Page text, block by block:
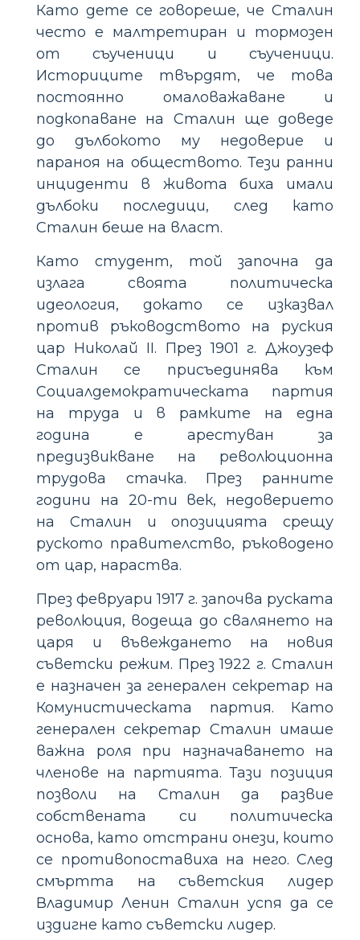
Като дете се говореше, че Сталин
често е малтретиран и тормозен
от съученици и съученици.
Историците твърдят, че това
постоянно омаловажаване и
подкопаване на Сталин ще доведе
до дълбокото му недоверие и
параноя на обществото. Тези ранни
инциденти в живота биха имали
дълбоки последици, след като
Сталин беше на власт.
Като студент, той започна да
излага своята политическа
идеология, докато се изказвал
против ръководството на руския
цар Николай II. През 1901 г. Джоузеф
Сталин се присъединява към
Социалдемократическата партия
на труда и в рамките на една
година е арестуван за
предизвикване на революционна
трудова стачка. През ранните
години на 20-ти век, недоверието
на Сталин и опозицията срещу
руското правителство, ръководено
от цар, нараства.
През февруари 1917 г. започва руската
революция, водеща до свалянето на
царя и въвеждането на новия
съветски режим. През 1922 г. Сталин
е назначен за генерален секретар на
Комунистическата партия. Като
генерален секретар Сталин имаше
важна роля при назначаването на
членове на партията. Тази позиция
позволи на Сталин да развие
собствената си политическа
основа, като отстрани онези, които
се противопоставиха на него. След
смъртта на съветския лидер
Владимир Ленин Сталин успя да се
издигне като съветски лидер.